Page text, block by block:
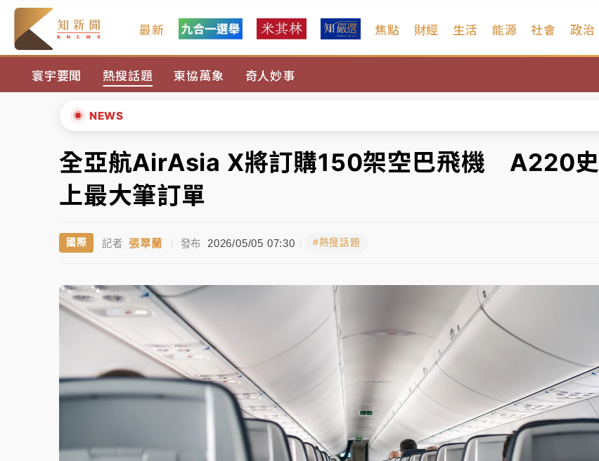
最新 焦點 財經 生活 能源 社會 政治
寰宇要聞 熱搜話題 東協萬象 奇人妙事
NEWS
中信慈善基金會想增加董事人數！辜仲諒向法院聲請遭駁 理由曝光
故宮《龍藏經》特展第2檔！今線上預約開賣一度塞車 周六起展出延長至晚上7時
台東農業處長涉圖利渡假村！東檢抗告成功 今重開羈押庭
父親節泡湯了！中颱白海豚雨彈轟3天 「紅到發紫」降雨熱區曝
中信慈善基金會想增加董事人數！辜仲諒向法院聲請遭駁 理由曝光
台東農業處長涉圖利渡假村！東檢抗告成功 今重開羈押庭
父親節泡湯了！中颱白海豚雨彈轟3天 「紅到發紫」降雨熱區曝
▲
全亞航AirAsia X將訂購150架空巴飛機 A220史
上最大筆訂單
國際 記者 張翠蘭 | 發布 2026/05/05 07:30 #熱搜話題